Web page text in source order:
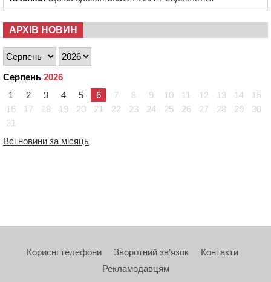
АРХІВ НОВИН
Серпень 2026
1
2 3 4 5 6 7 8 9 10 11 12 13 14
15
16
17 18 19 20 21 22 23 24 25 26 27 28 29
30
31
Всі новини за місяць
Корисні телефони Зворотний зв’язок
Контакти
Рекламодавцям